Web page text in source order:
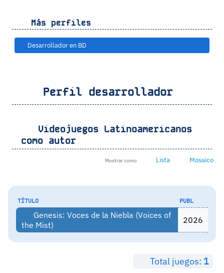
Más perfiles
Desarrollador en BD
Perfil desarrollador
Videojuegos Latinoamericanos
como autor
Mostrar como Lista Mosaico
TÍTULO PUBL
Genesis: Voces de la Niebla (Voices of
the Mist)
2026
Total juegos: 1